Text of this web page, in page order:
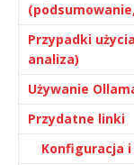
Przypadki
analiza)
Używanie
Przydatne linki
Konfiguracja